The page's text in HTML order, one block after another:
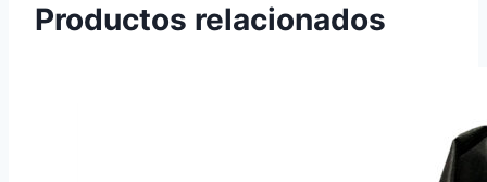
Productos relacionados